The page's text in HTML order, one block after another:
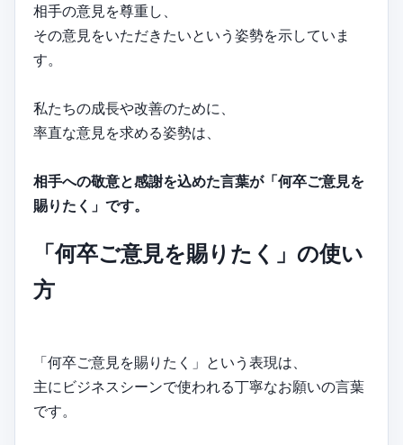
相手の意見を尊重し、
その意見をいただきたいという姿勢を示していま
す。
私たちの成長や改善のために、
率直な意見を求める姿勢は、
相手への敬意と感謝を込めた言葉が「何卒ご意見を
賜りたく」です。
「何卒ご意見を賜りたく」の使い
方
「何卒ご意見を賜りたく」という表現は、
主にビジネスシーンで使われる丁寧なお願いの言葉
です。